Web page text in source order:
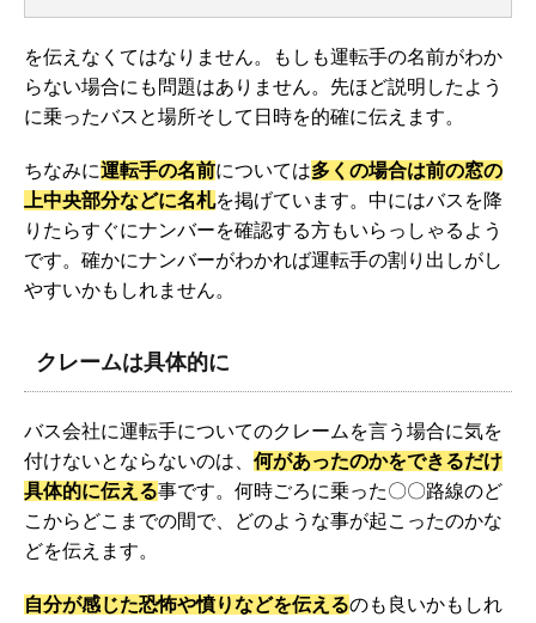
を伝えなくてはなりません。もしも運転手の名前がわか
らない場合にも問題はありません。先ほど説明したよう
に乗ったバスと場所そして日時を的確に伝えます。
ちなみに運転手の名前については多くの場合は前の窓の
上中央部分などに名札を掲げています。中にはバスを降
りたらすぐにナンバーを確認する方もいらっしゃるよう
です。確かにナンバーがわかれば運転手の割り出しがし
やすいかもしれません。
クレームは具体的に
バス会社に運転手についてのクレームを言う場合に気を
付けないとならないのは、 何があったのかをできるだけ
具体的に伝える事です。何時ごろに乗った〇〇路線のど
こからどこまでの間で、どのような事が起こったのかな
どを伝えます。
自分が感じた恐怖や憤りなどを伝えるのも良いかもしれ